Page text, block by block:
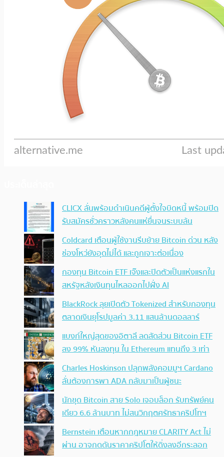
CLICX ลั่นพร้อมดำเนินคดีผู้ตั้งใจบิดหนี้ พร้อมปิด
รับสมัครชั่วคราวหลังคนแห่ยื่นจนระบบล้น
Coldcard เตือนผู้ใช้งานรีบย้าย Bitcoin ด่วน หลัง
ช่องโหว่ยังอุดไม่ได้ และถูกเจาะต่อเนื่อง
กองทุน Bitcoin ETF เจ๊งและปิดตัวเป็นแห่งแรกใน
สหรัฐหลังเงินทุนไหลออกไปฝั่ง AI
BlackRock ลุยเปิดตัว Tokenized สำหรับกองทุน
ตลาดเงินยุโรปมูลค่า 3.11 แสนล้านดอลลาร์
แบงก์ใหญ่สุดของอิตาลี ลดสัดส่วน Bitcoin ETF
ลง 99% หันลงทุน ใน Ethereum แทนถึง 3 เท่า
Charles Hoskinson ปลุกพลังคอมมูฯ Cardano
ลั่นต้องการพา ADA กลับมาเป็นผู้ชนะ
นักขุด Bitcoin สาย Solo เจอบล็อก รับทรัพย์คน
เดียว 6.6 ล้านบาท ไม่สนวิกฤตศรัทธาคริปโทฯ
Bernstein เตือนหากกฎหมาย CLARITY Act ไม่
ผ่าน อาจกดดันราคาคริปโตให้ดิ่งลงอีกระลอก